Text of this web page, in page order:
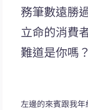
務筆數遠勝
立命的消費
難道是你嗎？
左邊的來賓跟我